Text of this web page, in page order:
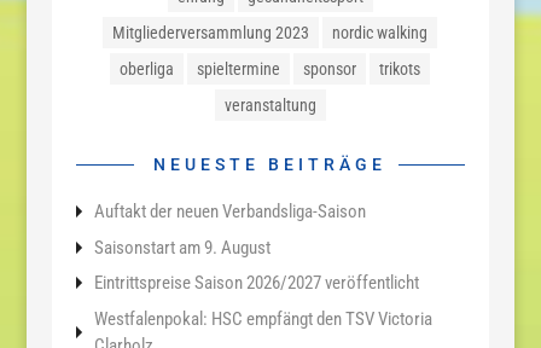
Mitgliederversammlung 2023
nordic walking
oberliga
spieltermine sponsor
trikots
veranstaltung
NEUESTE BEITRÄGE
Auftakt der neuen Verbandsliga-Saison
Saisonstart am 9. August
Eintrittspreise Saison 2026/2027 veröffentlicht
Westfalenpokal: HSC empfängt den TSV Victoria